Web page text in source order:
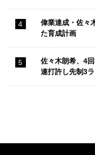
偉業達成・佐々
た育成計画
佐々木朗希、4
連打許し先制3